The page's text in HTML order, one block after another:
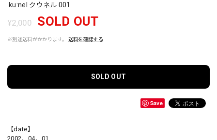
ku:nel クウネル 001
¥2,000 SOLD OUT
※別途送料がかかります。 送料を確認する
SOLD OUT
Save
【date】
2002．04．01